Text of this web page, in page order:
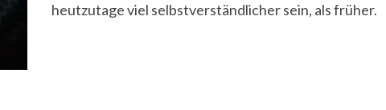
heutzutage viel selbstverständlicher sein, als früher.